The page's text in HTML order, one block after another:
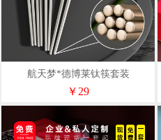
航天梦*德博莱钛筷套装
￥29